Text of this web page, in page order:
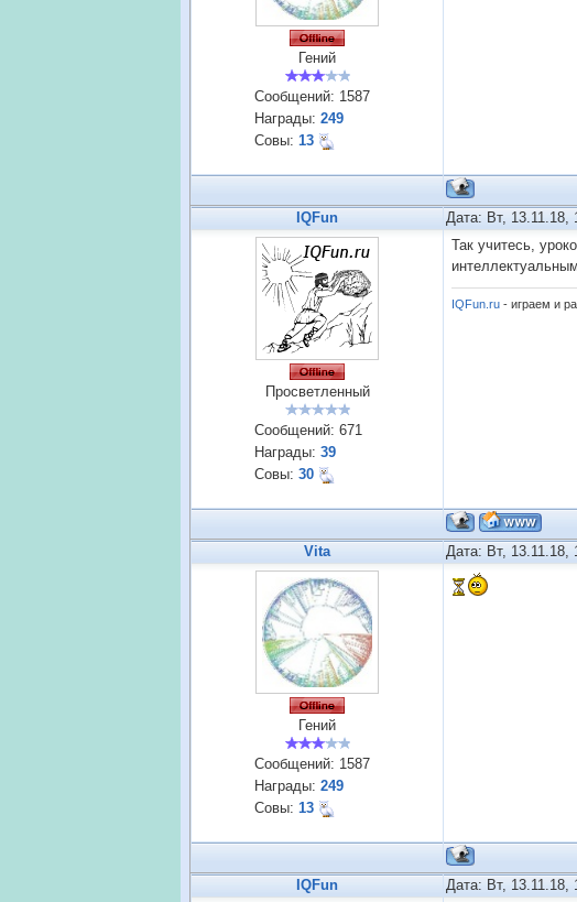
Гений
Сообщений: 1587
Награды: 249
Совы: 13
IQFun Дата: Вт, 13.11.18,
Просветленный
Сообщений: 671
Награды: 39
Совы: 30
Так учитесь,
IQFun.ru - играем и
Vita Дата: Вт,
Гений
Сообщений: 1587
Награды: 249
Совы: 13
IQFun Дата: Вт,